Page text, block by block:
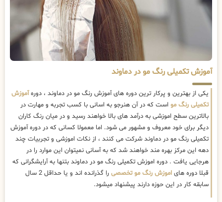
آموزش تکمیلی رنگ مو در دماوند
یکی از بهترین و پرکار ترین دوره های آموزش رنگ مو در دماوند ، دورهآموزش
تکمیلی رنگ مو است که در آن هنرجو به اسانی با کسب تجربه و مهارت در
بالاترین سطح اموزشی به درآمد های بالا خواهند رسید و در میان رنگ کاران
دیگر برای خود معروف و مشهور می شود. اما معمولا کسانی که در دوره آموزش
تکمیلی رنگ مو در دماوند شرکت می کنند ، از نکات اموزشی و تجربیات چند
دهه این مرکز بهره مند خواهند شد که به آسانی نمیتوان این موارد را در
هرجایی یافت . دوره اموزش تکمیلی رنگ مو در دماوند بتنها به آرایشگرانی که
قبلا دوره های اموزش رنگ مو تخصصی
را گذرانده اند و یا حداقل 2 سال
سابقه کار در این حوزه دارند پیشنهاد میشود.